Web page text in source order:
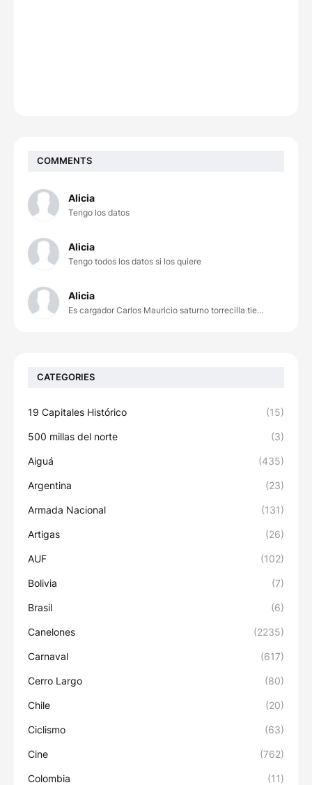
COMMENTS
Alicia
Tengo los datos
Alicia
Tengo todos los datos si los quiere
Alicia
Es cargador Carlos Mauricio saturno torrecilla tie...
CATEGORIES
19 Capitales Histórico (15)
500 millas del norte (3)
Aiguá (435)
Argentina (23)
Armada Nacional (131)
Artigas (26)
AUF (102)
Bolivia (7)
Brasil (6)
Canelones (2235)
Carnaval (617)
Cerro Largo (80)
Chile (20)
Ciclismo (63)
Cine (762)
Colombia (11)